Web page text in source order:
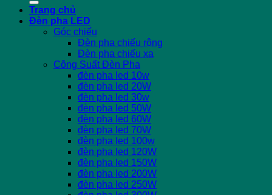
Trang chủ
Đèn pha LED
Góc chiếu
Đèn pha chiếu rộng
Đèn pha chiếu xa
Công Suất Đèn Pha
đèn pha led 10w
đèn pha led 20W
đèn pha led 30w
đèn pha led 50W
đèn pha led 60W
đèn pha led 70W
đèn pha led 100w
đèn pha led 120W
đèn pha led 150W
đèn pha led 200W
đèn pha led 250W